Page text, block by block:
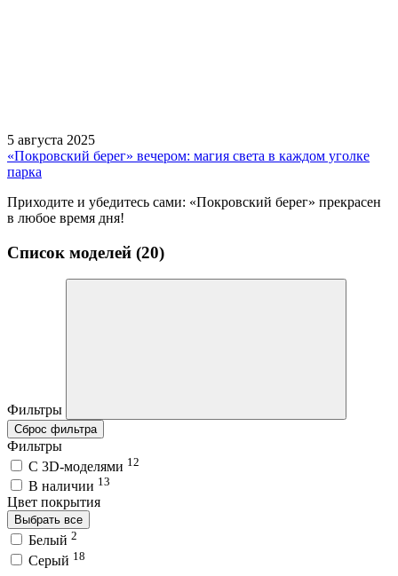
5 августа 2025
«Покровский берег» вечером: магия света в каждом уголке
парка
Приходите и убедитесь сами: «Покровский берег» прекрасен
в любое время дня!
Список моделей (20)
Фильтры
Сброс фильтра
Фильтры
C 3D-моделями 12
В наличии 13
Цвет покрытия
Выбрать все
Белый 2
Серый 18